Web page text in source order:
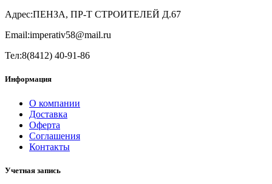
Адрес:ПЕНЗА, ПР-Т СТРОИТЕЛЕЙ Д.67
Email:imperativ58@mail.ru
Тел:8(8412) 40-91-86
Информация
О компании
Доставка
Оферта
Соглашения
Контакты
Учетная запись